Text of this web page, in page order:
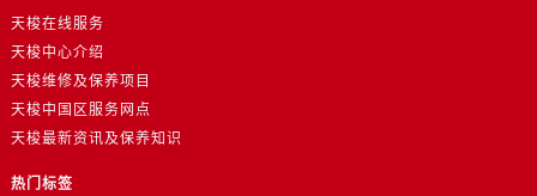
天梭在线服务
天梭中心介绍
天梭维修及保养项目
天梭中国区服务网点
天梭最新资讯及保养知识
热门标签